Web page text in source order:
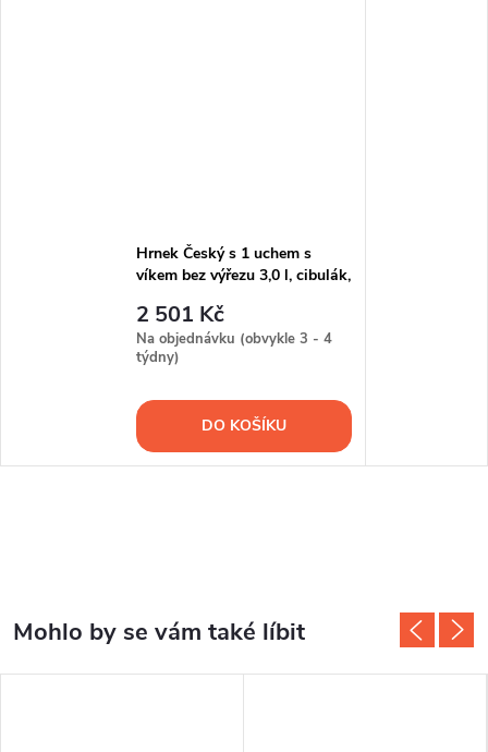
Hrnek Český s 1 uchem s
víkem bez výřezu 3,0 l, cibulák,
2 501 Kč
Na objednávku (obvykle 3 - 4
týdny)
DO KOŠÍKU